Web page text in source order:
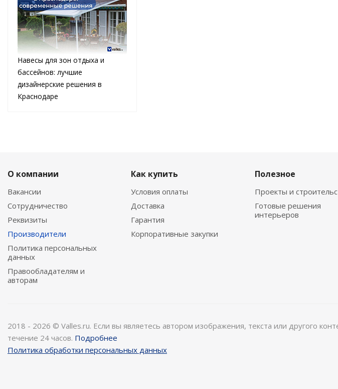
Навесы для зон отдыха и
бассейнов: лучшие
дизайнерские решения в
Краснодаре
О компании
Вакансии
Сотрудничество
Реквизиты
Производители
Политика персональных
данных
Правообладателям и
авторам
Как купить
Условия оплаты
Доставка
Гарантия
Корпоративные закупки
Полезное
Проекты и
Готовые решения
интерьеров
2018 - 2026 © Valles.ru. Если вы являетесь автором изображения, текста или другого
течение 24 часов. Подробнее
Политика обработки персональных данных